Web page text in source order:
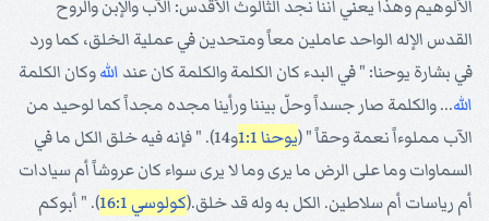
الألوهيم وهذا يعني أننا نجد الثالوث الأقدس: الآب والإبن والروح
القدس الإله الواحد عاملين معاً ومتحدين في عملية الخلق، كما ورد
في بشارة يوحنا: " في البدء كان الكلمة والكلمة كان عند اللهوكان الكلمة
الله... والكلمة صار جسداً وحلّ بيننا ورأينا مجده مجداً كما لوحيد من
الآب مملوءاً نعمة وحقاً " (يوحنا 1:1
و14). " فإنه فيه خلق الكل ما في
السماوات وما على الرض ما يرى وما لا يرى سواء كان عروشاً أم سيادات
أم رياسات أم سلاطين. الكل به وله قد خلق.(كولوسي 16:1
). " أبوكم